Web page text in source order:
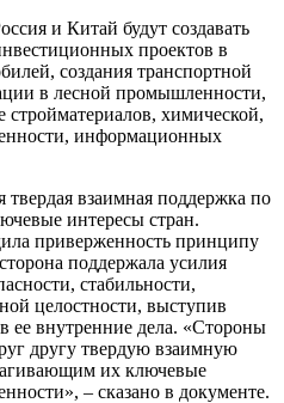
и Китай будут создавать
проектов в
создания транспортной
в лесной промышленности,
стройматериалов, химической,
информационных
взаимная поддержка по
интересы стран.
приверженность принципу
поддержала усилия
стабильности,
целостности, выступив
ее внутренние дела. «Стороны
другу твердую взаимную
их ключевые
– сказано в документе.